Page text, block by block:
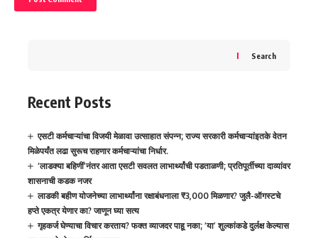
Search
Recent Posts
एसटी कर्मचाऱ्यांचा विजयी मेळावा उत्साहात संपन्न; राज्य सरकारी कर्मचाऱ्यांइतके वेतन
मिळेपर्यंत लढा सुरूच राहणार कर्मचाऱ्यांचा निर्धार.
‘लाडक्या बहिणीं’नंतर आता एसटी सवलत लाभार्थ्यांची पडताळणी; प्रतिपूर्तीच्या दाव्यांवर
शासनाची कडक नजर
लाडकी बहीण योजनेच्या लाभार्थ्यांना रक्षाबंधनाला ₹3,000 मिळणार? जुलै-ऑगस्टचे
हप्ते एकत्र येणार का? जाणून घ्या सत्य
गृहकर्ज घेण्याचा विचार करताय? फक्त व्याजदर पाहू नका; ‘या’ शुल्कांकडे दुर्लक्ष केल्यास